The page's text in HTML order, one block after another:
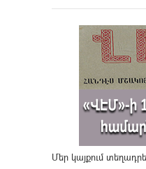
Մեր կայքում